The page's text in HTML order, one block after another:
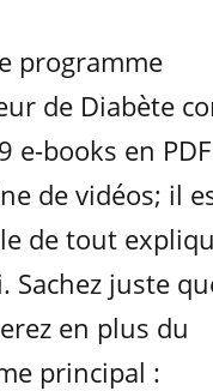
programme
de Diabète
e-books en
de vidéos; il
de tout
Sachez juste
en plus du
principal :